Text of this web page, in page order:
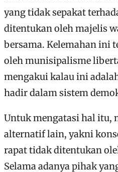
yang tidak sepakat
ditentukan oleh majelis
bersama. Kelemahan ini
oleh munisipalisme
mengakui kalau ini
hadir dalam sistem
Untuk mengatasi hal itu,
alternatif lain, yakni
rapat tidak ditentukan
Selama adanya pihak